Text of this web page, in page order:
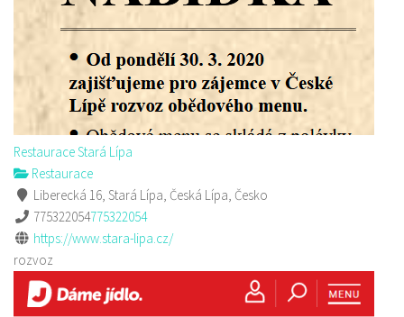
Restaurace Stará Lípa
Restaurace
Liberecká 16, Stará Lípa, Česká Lípa, Česko
775322054775322054
https://www.stara-lipa.cz/
rozvoz